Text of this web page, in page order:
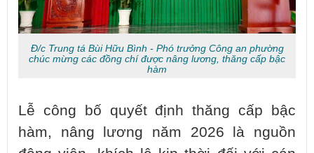
Đ/c Trung tá Bùi Hữu Bình - Phó trưởng Công an phường
chúc mừng các đồng chí được nâng lương, thăng cấp bậc
hàm
Lễ công bố quyết định thăng cấp bậc
hàm, nâng lương năm 2026 là nguồn